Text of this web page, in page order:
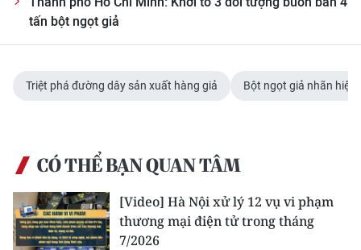
Media Kinh tế
Media Văn hóa
Media Xã hội
Media Du lịch
Media Thế giới
Media Thể thao
tấn bột ngọt giả
Triệt phá đường dây sản xuất hàng giả Bột ngọt giả nhãn hiệu
CÓ THỂ BẠN QUAN TÂM
[Video] Hà Nội xử lý 12 vụ vi phạm
thương mại điện tử trong tháng
7/2026